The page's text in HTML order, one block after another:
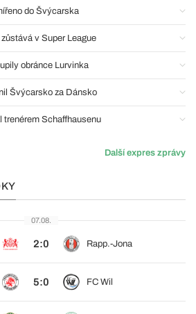
do Švýcarska
v Super League
obránce Lurvinka
Švýcarsko za Dánsko
trenérem Schaffhausenu
Další expres zprávy
07.08.
2:0 Rapp.-Jona
5:0 FC Wil